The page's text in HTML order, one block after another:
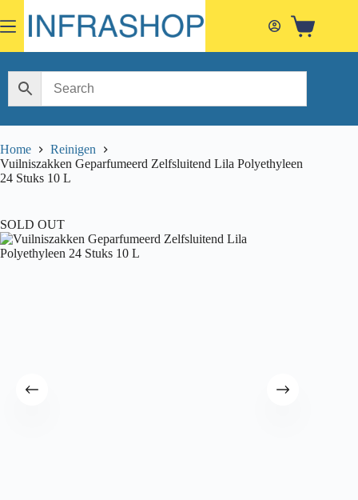
to
content
Shopping
Home
Reinigen
Vuilniszakken Geparfumeerd Zelfsluitend Lila Polyethyleen
24 Stuks 10 L
SOLD OUT